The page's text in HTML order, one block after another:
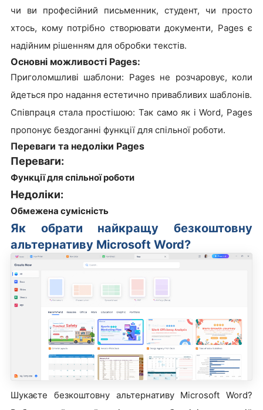
чи ви професійний письменник, студент, чи просто
хтось, кому потрібно створювати документи, Pages є
надійним рішенням для обробки текстів.
Основні можливості Pages:
Приголомшливі шаблони: Pages не розчаровує, коли
йдеться про надання естетично привабливих шаблонів.
Співпраця стала простішою: Так само як і Word, Pages
пропонує бездоганні функції для спільної роботи.
Переваги та недоліки Pages
Переваги:
Функції для спільної роботи
Недоліки:
Обмежена сумісність
Як обрати найкращу безкоштовну
альтернативу Microsoft Word?
Шукаєте безкоштовну альтернативу Microsoft Word?